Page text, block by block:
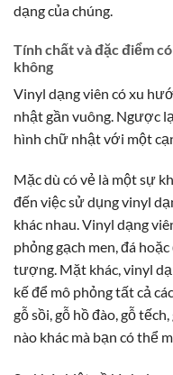
dạng của chúng.
Tính chất và đặc điểm
không
Vinyl dạng viên có xu
nhật gần vuông. Ngược
hình chữ nhật với một
Mặc dù có vẻ là một sự
đến việc sử dụng vinyl
khác nhau. Vinyl dạng
phỏng gạch men, đá
tượng. Mặt khác, vinyl
kế để mô phỏng tất cả
gỗ sồi, gỗ hồ đào, gỗ
nào khác mà bạn có thể